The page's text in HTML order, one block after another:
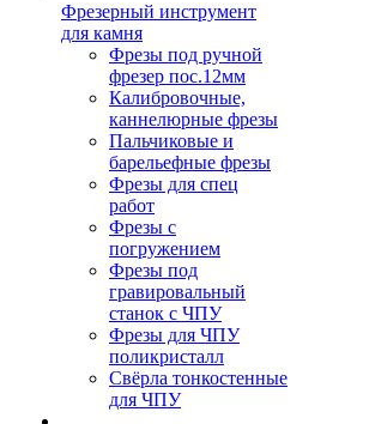
Фрезерный инструмент
для камня
Фрезы под ручной
фрезер пос.12мм
Калибровочные,
каннелюрные фрезы
Пальчиковые и
барельефные фрезы
Фрезы для спец
работ
Фрезы с
погружением
Фрезы под
гравировальный
станок с ЧПУ
Фрезы для ЧПУ
поликристалл
Свёрла тонкостенные
для ЧПУ